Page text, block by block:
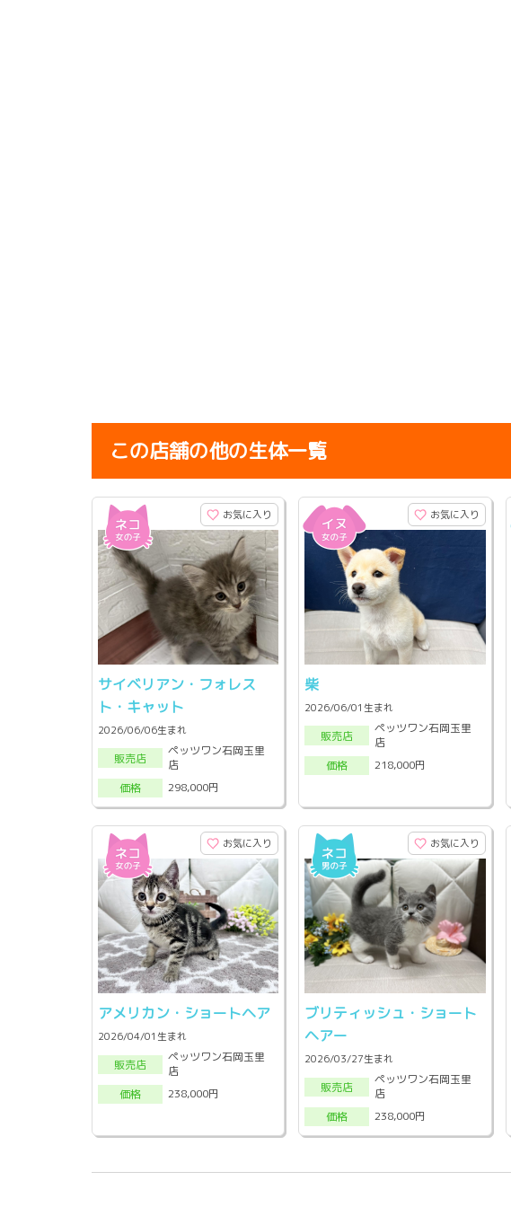
この店舗の他の生体一覧
お気に入り
サイベリアン・フォレス
ト・キャット
2026/06/06生まれ
販売店
ペッツワン石岡玉里
店
価格
298,000円
お気に入り
柴
2026/06/01生まれ
販売店
ペッツワン石岡玉里
店
価格
218,000円
お気に入り
アメリカン・ショートヘア
2026/04/01生まれ
販売店
ペッツワン石岡玉里
店
価格
238,000円
お気に入り
ブリティッシュ・ショート
ヘアー
2026/03/27生まれ
販売店
ペッツワン石岡玉里
店
価格
238,000円